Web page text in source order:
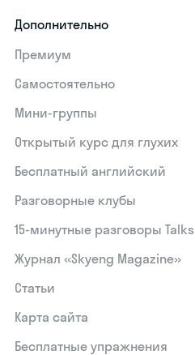
Дополнительно
Премиум
Самостоятельно
Мини-группы
Открытый курс для глухих
Бесплатный английский
Разговорные клубы
15‑минутные разговоры Talks
Журнал «Skyeng Magazine»
Статьи
Карта сайта
Бесплатные упражнения